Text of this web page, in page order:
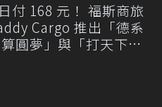
付 168 元！ 福斯商旅
Cargo 推出「德系
圓夢」與「打天下」